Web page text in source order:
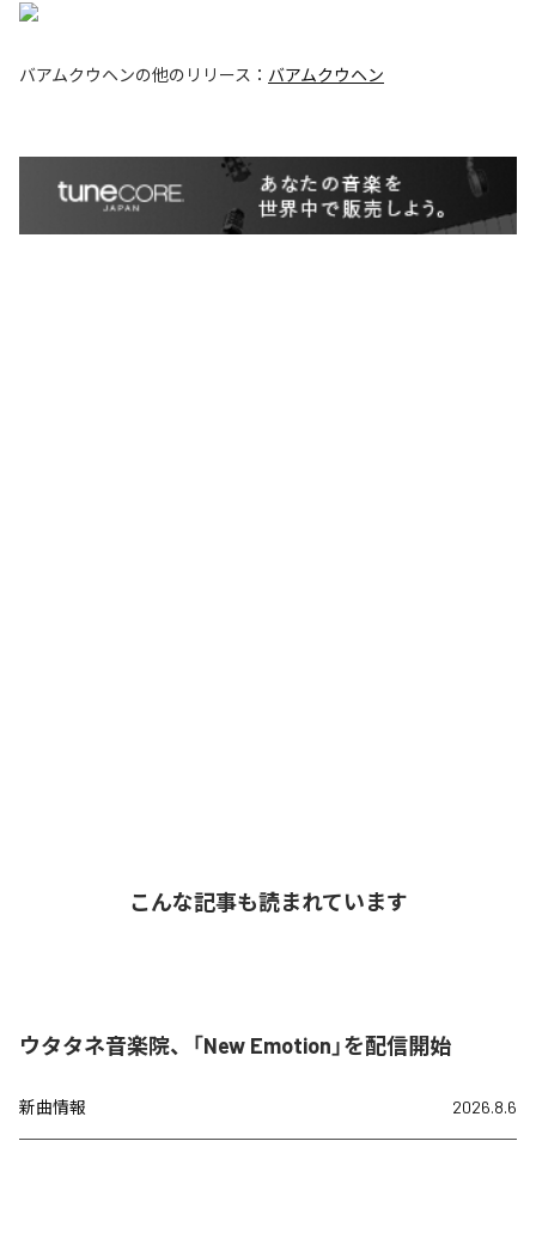
バアムクウヘンの他のリリース： バアムクウヘン
こんな記事も読まれています
ウタタネ音楽院、「New Emotion」を配信開始
新曲情報 2026.8.6